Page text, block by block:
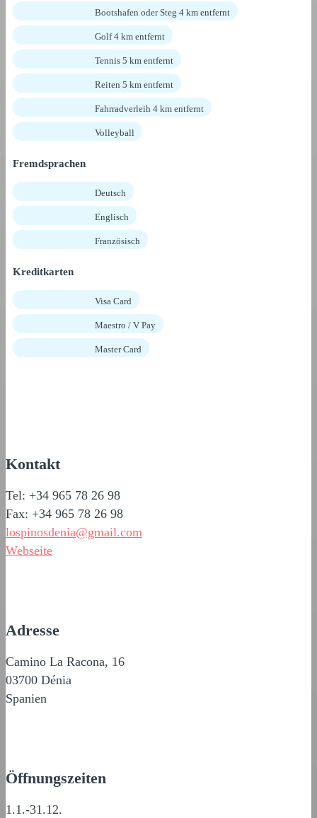
Bootshafen oder Steg 4 km entfernt
Golf 4 km entfernt
Tennis 5 km entfernt
Reiten 5 km entfernt
Fahrradverleih 4 km entfernt
Volleyball
Fremdsprachen
Deutsch
Englisch
Französisch
Kreditkarten
Visa Card
Maestro / V Pay
Master Card
Kontakt
Tel: +34 965 78 26 98
Fax: +34 965 78 26 98
lospinosdenia@gmail.com
Webseite
Adresse
Camino La Racona, 16
03700 Dénia
Spanien
Öffnungszeiten
1.1.-31.12.